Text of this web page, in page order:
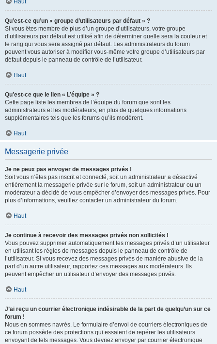
Haut
Qu’est-ce qu’un « groupe d’utilisateurs par défaut » ?
Si vous êtes membre de plus d’un groupe d’utilisateurs, votre groupe
d’utilisateurs par défaut est utilisé afin de déterminer quelle sera la couleur et
le rang qui vous sera assigné par défaut. Les administrateurs du forum
peuvent vous autoriser à modifier vous-même votre groupe d’utilisateurs par
défaut depuis le panneau de contrôle de l’utilisateur.
Haut
Qu’est-ce que le lien « L’équipe » ?
Cette page liste les membres de l’équipe du forum que sont les
administrateurs et les modérateurs, en plus de quelques informations
supplémentaires tels que les forums qu’ils modèrent.
Haut
Messagerie privée
Je ne peux pas envoyer de messages privés !
Soit vous n’êtes pas inscrit et connecté, soit un administrateur a désactivé
entièrement la messagerie privée sur le forum, soit un administrateur ou un
modérateur a décidé de vous empêcher d’envoyer des messages privés. Pour
plus d’informations, veuillez contacter un administrateur du forum.
Haut
Je continue à recevoir des messages privés non sollicités !
Vous pouvez supprimer automatiquement les messages privés d’un utilisateur
en utilisant les règles de messages depuis le panneau de contrôle de
l’utilisateur. Si vous recevez des messages privés de manière abusive de la
part d’un autre utilisateur, rapportez ces messages aux modérateurs. Ils
peuvent empêcher un utilisateur d’envoyer des messages privés.
Haut
J’ai reçu un courrier électronique indésirable de la part de quelqu’un sur ce
forum !
Nous en sommes navrés. Le formulaire d’envoi de courriers électroniques de
ce forum possède des protections qui essaient de repérer les utilisateurs
envoyant de tels messages. Vous devriez envoyer par courrier électronique